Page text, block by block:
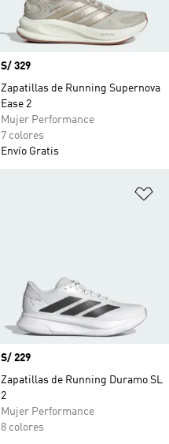
Precio
S/ 329
Zapatillas de Running Supernova
Ease 2
Mujer Performance
7 colores
Envío Gratis
Precio
S/ 229
Zapatillas de Running Duramo SL
2
Mujer Performance
8 colores